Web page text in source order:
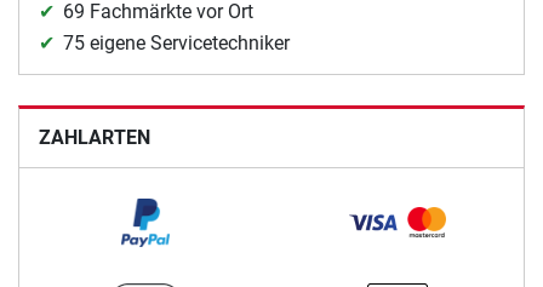
69 Fachmärkte vor Ort
75 eigene Servicetechniker
ZAHLARTEN